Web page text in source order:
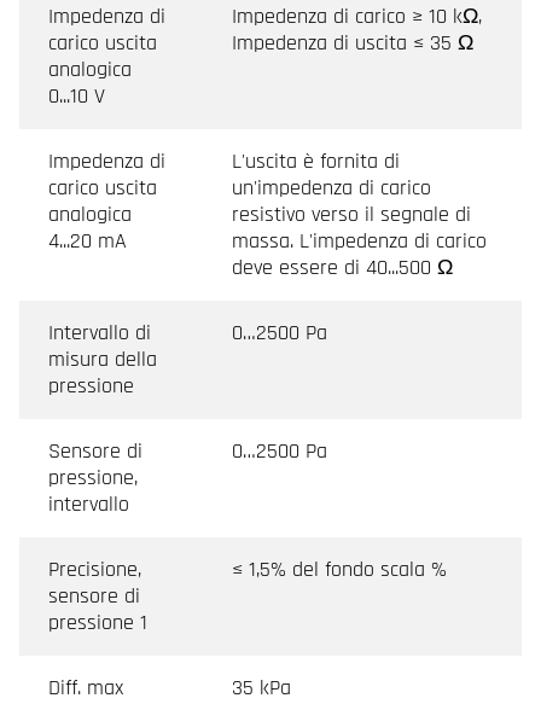
Impedenza di
carico uscita
analogica
0...10 V
Impedenza di carico ≥ 10 kΩ,
Impedenza di uscita ≤ 35 Ω
Impedenza di
carico uscita
analogica
4...20 mA
L'uscita è fornita di
un'impedenza di carico
resistivo verso il segnale di
massa. L'impedenza di carico
deve essere di 40...500 Ω
Intervallo di
misura della
pressione
0…2500 Pa
Sensore di
pressione,
intervallo
0…2500 Pa
Precisione,
sensore di
pressione 1
≤ 1,5% del fondo scala %
Diff. max
35 kPa